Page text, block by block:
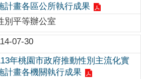
計畫各區公所執行成果
別平等辦公室
07-30
年桃園市政府推動性別主流化實
計畫各機關執行成果